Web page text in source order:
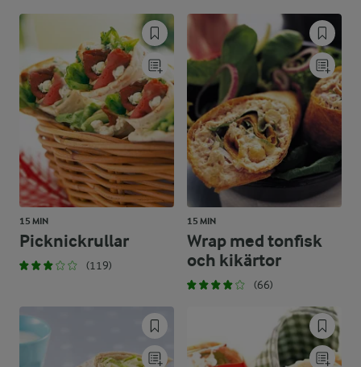
15 MIN
Picknickrullar
(119)
15 MIN
Wrap med tonfisk
och kikärtor
(66)